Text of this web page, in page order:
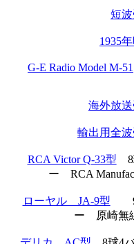
短
1935
G-E Radio Model M-51
海外放
輸出用全
RCA Victor Q-33型 8
ー RCA
ローヤル JA-9型 9
ー 原崎無